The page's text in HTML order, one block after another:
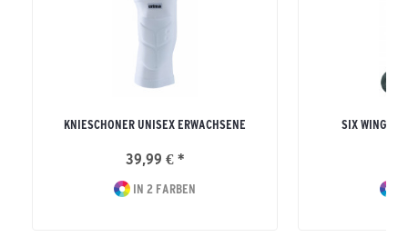
KNIESCHONER UNISEX ERWACHSENE
39,99 € *
IN 2 FARBEN
SIX WINGS